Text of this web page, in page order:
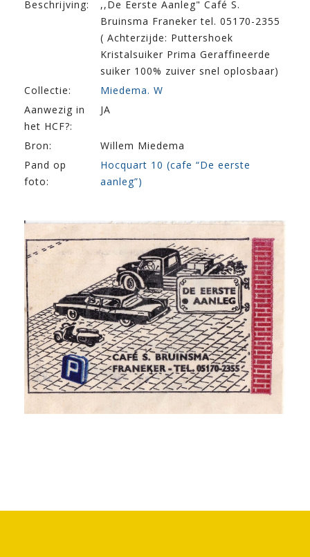
Beschrijving:
,,De Eerste Aanleg" Café S.
Bruinsma Franeker tel. 05170-2355
( Achterzijde: Puttershoek
Kristalsuiker Prima Geraffineerde
suiker 100% zuiver snel oplosbaar)
Collectie:
Miedema. W
Aanwezig in
het HCF?:
JA
Bron:
Willem Miedema
Pand op
foto:
Hocquart 10 (cafe “De eerste
aanleg”)